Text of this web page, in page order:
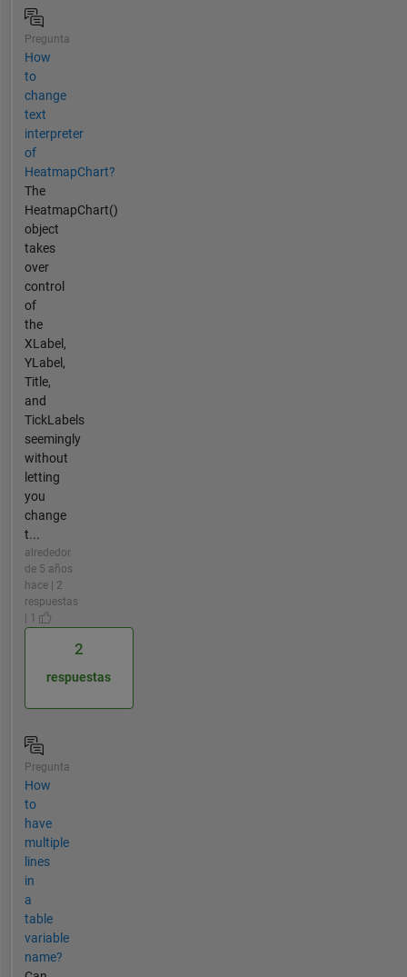
Pregunta
How
to
change
text
interpreter
of
HeatmapChart?
The
HeatmapChart()
object
takes
over
control
of
the
XLabel,
YLabel,
Title,
and
TickLabels
seemingly
without
letting
you
change
t...
alrededor
de 5 años
hace | 2
respuestas
| 1
2
respuestas
Pregunta
How
to
have
multiple
lines
in
a
table
variable
name?